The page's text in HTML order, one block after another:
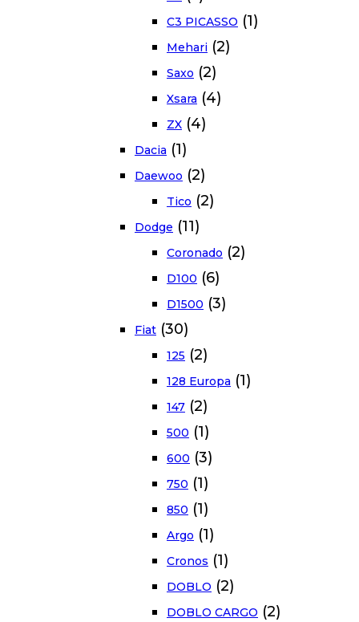
C3 PICASSO (1)
Mehari (2)
Saxo (2)
Xsara (4)
ZX (4)
Dacia (1)
Daewoo (2)
Tico (2)
Dodge (11)
Coronado (2)
D100 (6)
D1500 (3)
Fiat (30)
125 (2)
128 Europa (1)
147 (2)
500 (1)
600 (3)
750 (1)
850 (1)
Argo (1)
Cronos (1)
DOBLO (2)
DOBLO CARGO (2)